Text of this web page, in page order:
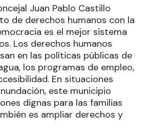
Juan Pablo Castillo
de derechos humanos con la
es el mejor sistema
Los derechos humanos
en las políticas públicas de
los programas de empleo,
En situaciones
este municipio
dignas para las familias
es ampliar derechos y